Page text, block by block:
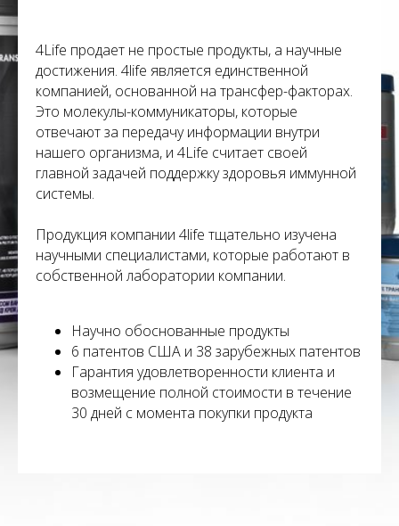
4Life продает не простые продукты, а научные
достижения. 4life является единственной
компанией, основанной на трансфер-факторах.
Это молекулы-коммуникаторы, которые
отвечают за передачу информации внутри
нашего организма, и 4Life считает своей
главной задачей поддержку здоровья иммунной
системы.
Продукция компании 4life тщательно изучена
научными специалистами, которые работают в
собственной лаборатории компании.
Научно обоснованные продукты
6 патентов США и 38 зарубежных патентов
Гарантия удовлетворенности клиента и
возмещение полной стоимости в течение
30 дней с момента покупки продукта